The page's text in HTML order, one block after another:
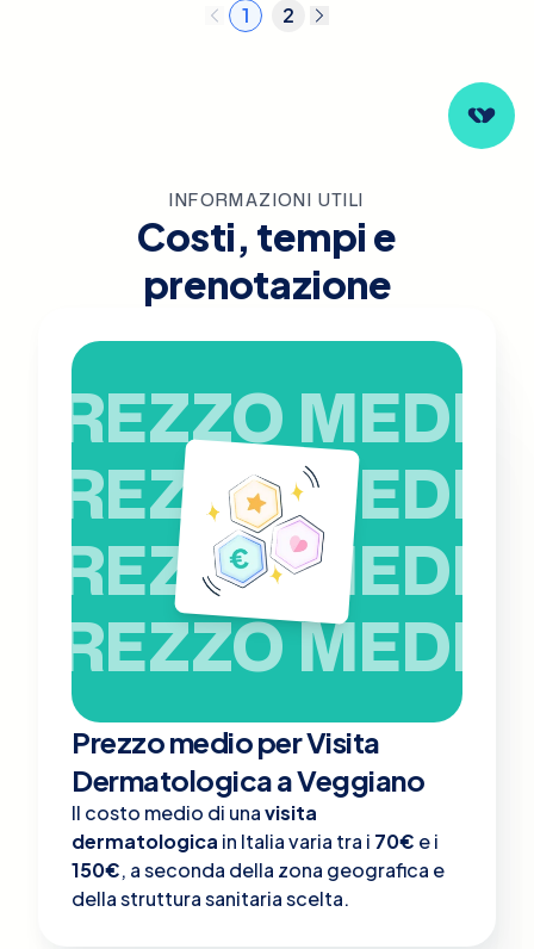
1 2
INFORMAZIONI UTILI
Costi, tempi e
prenotazione
PREZZO MEDIO
PREZZO MEDIO
PREZZO MEDIO
PREZZO MEDIO
Prezzo medio per Visita
Dermatologica a Veggiano
Il costo medio di unavisita
dermatologica in Italia varia tra i 70€ e i
150€, a seconda della zona geografica e
della struttura sanitaria scelta.